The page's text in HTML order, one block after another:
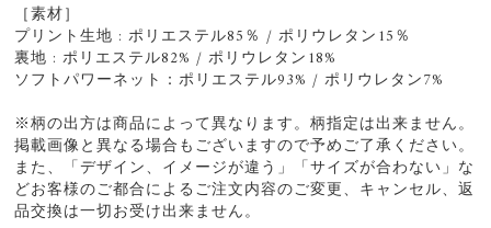
［素材］
プリント生地 : ポリエステル85％ / ポリウレタン15％
裏地 : ポリエステル82% / ポリウレタン18%
ソフトパワーネット：ポリエステル93% / ポリウレタン7%
※柄の出方は商品によって異なります。柄指定は出来ません。
掲載画像と異なる場合もございますので予めご了承ください。
また、「デザイン、イメージが違う」「サイズが合わない」な
どお客様のご都合によるご注文内容のご変更、キャンセル、返
品交換は一切お受け出来ません。